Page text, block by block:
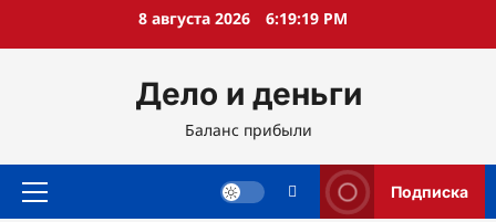
8 августа 2026 6:19:19 PM
Дело и деньги
Баланс прибыли
Основное
Подписка